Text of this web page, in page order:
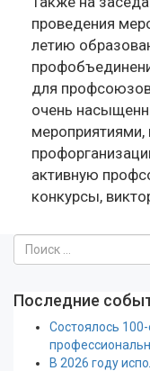
проведения
летию
для
очень
мероприятиями,
активную
конкурсы,
Последние
Состоялось
В 2026 году